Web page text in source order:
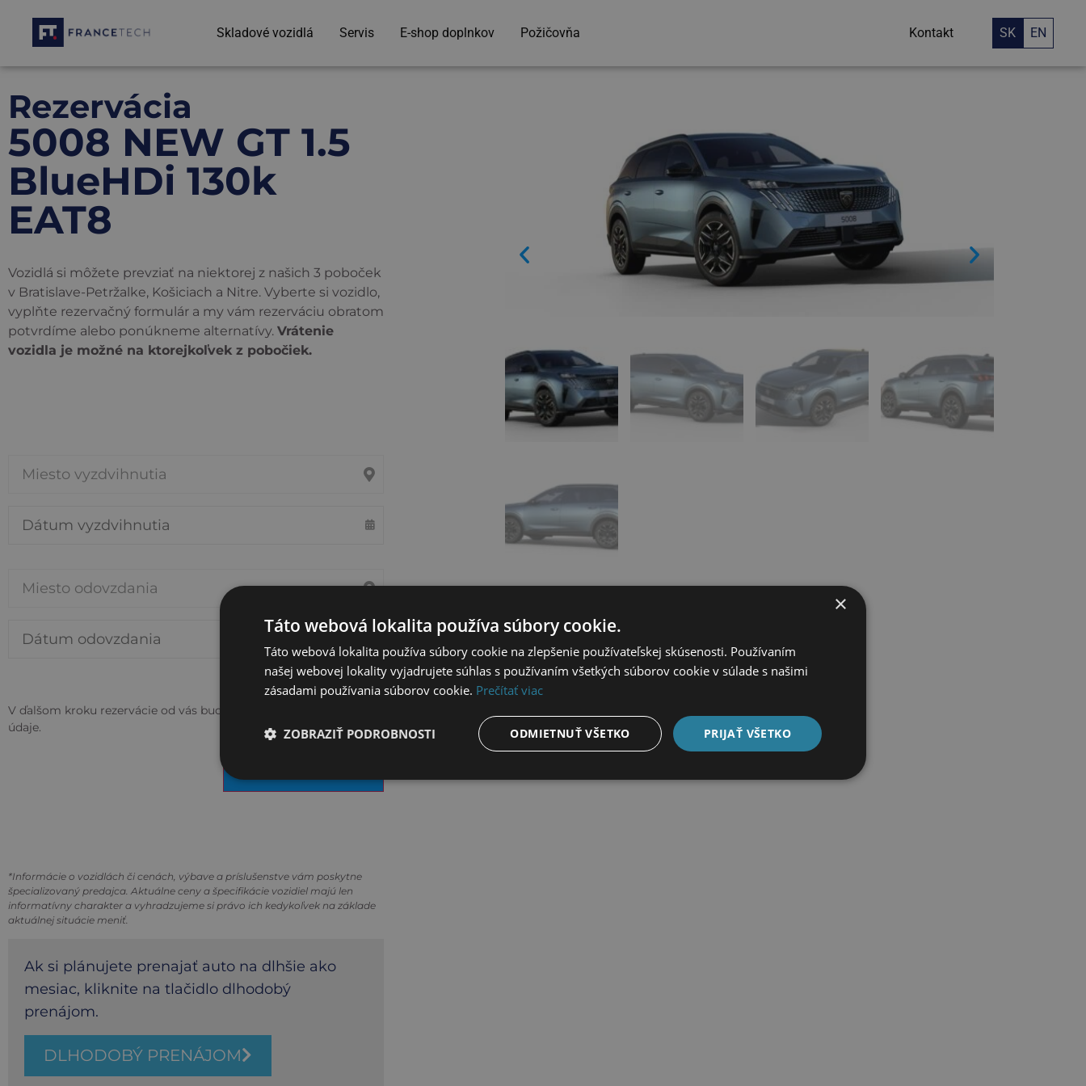
Skladové vozidlá Servis E-shop doplnkov Požičovňa Kontakt SK EN
Rezervácia
5008 NEW GT 1.5
BlueHDi 130k
EAT8
Vozidlá si môžete prevziať na niektorej z našich 3 poboček
v Bratislave-Petržalke, Košiciach a Nitre. Vyberte si vozidlo,
vyplňte rezervačný formulár a my vám rezerváciu obratom
potvrdíme alebo ponúkneme alternatívy. Vrátenie
vozidla je možné na ktorejkoľvek z pobočiek.
Miesto vyzdvihnutia
Miesto odovzdania
V ďalšom kroku rezervácie od vás budeme potrebovať osobné
údaje.
*Informácie o vozidlách či cenách, výbave a príslušenstve vám poskytne
špecializovaný predajca. Aktuálne ceny a špecifikácie vozidiel majú len
informatívny charakter a vyhradzujeme si právo ich kedykoľvek na základe
aktuálnej situácie meniť.
Ak si plánujete prenajať auto na dlhšie ako
mesiac, kliknite na tlačidlo dlhodobý
prenájom.
DLHODOBÝ PRENÁJOM
×
Táto webová lokalita používa súbory cookie.
Táto webová lokalita používa súbory cookie na zlepšenie používateľskej skúsenosti. Používaním
našej webovej lokality vyjadrujete súhlas s používaním všetkých súborov cookie v súlade s našimi
zásadami používania súborov cookie. Prečítať viac
PRIJAŤ VŠETKO
ODMIETNUŤ VŠETKO
ZOBRAZIŤ PODROBNOSTI